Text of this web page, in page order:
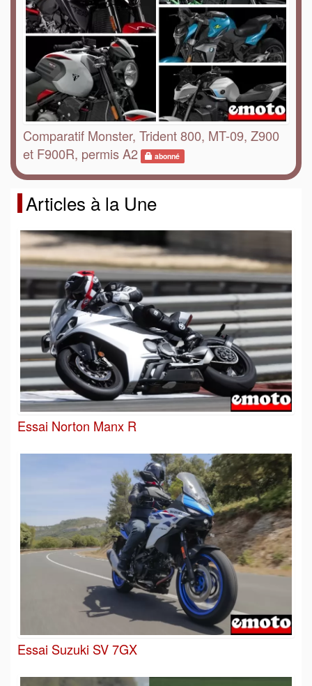
Comparatif Monster, Trident 800, MT-09, Z900
et F900R, permis A2
abonné
Articles à la Une
Essai Norton Manx R
Essai Suzuki SV 7GX